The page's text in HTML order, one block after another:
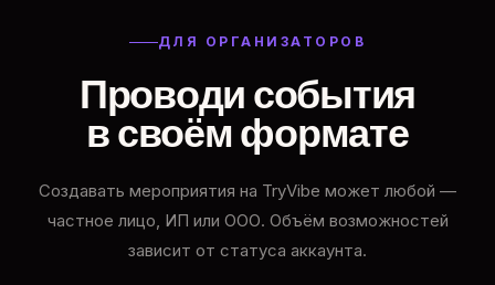
ДЛЯ ОРГАНИЗАТОРОВ
Проводи события
в своём формате
Создавать мероприятия на TryVibe может любой —
частное лицо, ИП или ООО. Объём возможностей
зависит от статуса аккаунта.